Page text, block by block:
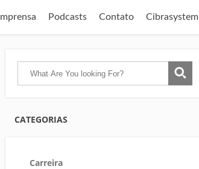
Imprensa Podcasts Contato Cibrasystem
CATEGORIAS
Carreira